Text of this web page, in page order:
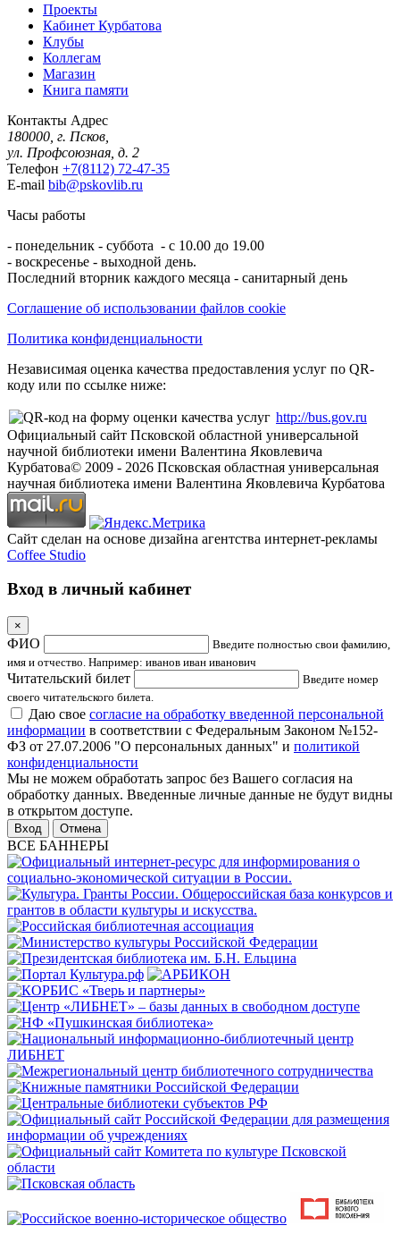
Проекты
Кабинет Курбатова
Клубы
Коллегам
Магазин
Книга памяти
Контакты Адрес
180000, г. Псков,
ул. Профсоюзная, д. 2
Телефон +7(8112) 72-47-35
E-mail bib@pskovlib.ru
Часы работы
- понедельник - суббота - с 10.00 до 19.00
- воскресенье - выходной день.
Последний вторник каждого месяца - санитарный день
Соглашение об использовании файлов cookie
Политика конфиденциальности
Независимая оценка качества предоставления услуг по QR-
коду или по ссылке ниже:
http://bus.gov.ru
Официальный сайт Псковской областной универсальной
научной библиотеки имени Валентина Яковлевича
Курбатова© 2009 - 2026 Псковская областная универсальная
научная библиотека имени Валентина Яковлевича Курбатова
Сайт сделан на основе дизайна агентства интернет-рекламы
Coffee Studio
Вход в личный кабинет
×
ФИО
Введите полностью свои фамилию,
имя и отчество. Например: иванов иван иванович
Читательский билет
Введите номер
своего читательского билета.
Даю свое согласие на обработку введенной персональной
информации в соответствии с Федеральным Законом №152-
ФЗ от 27.07.2006 "О персональных данных" и политикой
конфиденциальности
Мы не можем обработать запрос без Вашего согласия на
обработку данных. Введенные личные данные не будут видны
в открытом доступе.
Отмена
ВСЕ БАННЕРЫ